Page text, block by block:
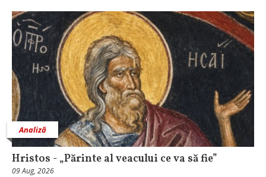
Analiză
Hristos - „Părinte al veacului ce va să fie”
09 Aug, 2026